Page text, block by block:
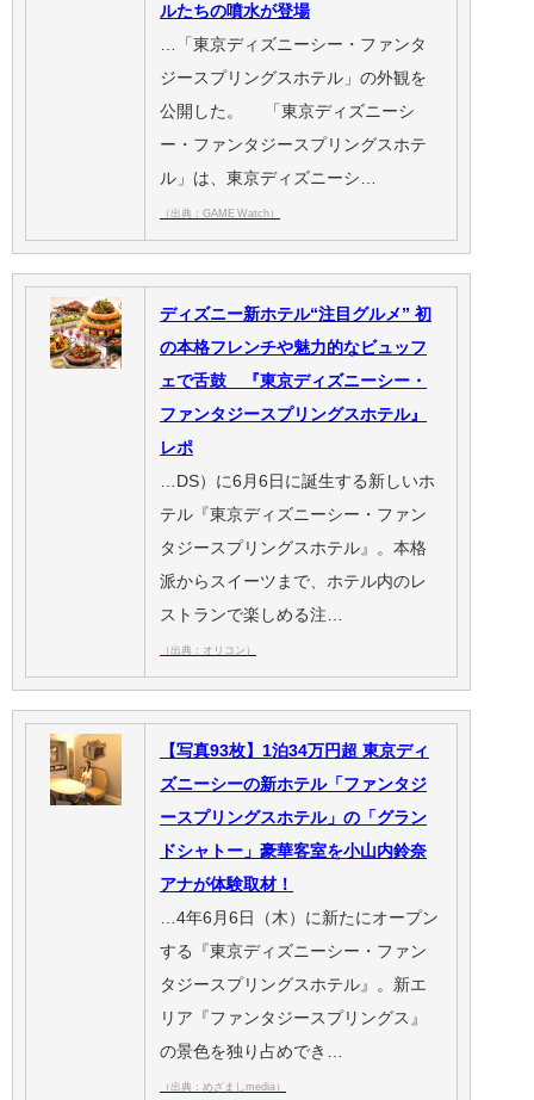
ルたちの噴水が登場
…「東京ディズニーシー・ファンタ
ジースプリングスホテル」の外観を
公開した。 「東京ディズニーシ
ー・ファンタジースプリングスホテ
ル」は、東京ディズニーシ…
（出典：GAME Watch）
ディズニー新ホテル“注目グルメ” 初
の本格フレンチや魅力的なビュッフ
ェで舌鼓 『東京ディズニーシー・
ファンタジースプリングスホテル』
レポ
…DS）に6月6日に誕生する新しいホ
テル『東京ディズニーシー・ファン
タジースプリングスホテル』。本格
派からスイーツまで、ホテル内のレ
ストランで楽しめる注…
（出典：オリコン）
【写真93枚】1泊34万円超 東京ディ
ズニーシーの新ホテル「ファンタジ
ースプリングスホテル」の「グラン
ドシャトー」豪華客室を小山内鈴奈
アナが体験取材！
…4年6月6日（木）に新たにオープン
する『東京ディズニーシー・ファン
タジースプリングスホテル』。新エ
リア『ファンタジースプリングス』
の景色を独り占めでき…
（出典：めざましmedia）